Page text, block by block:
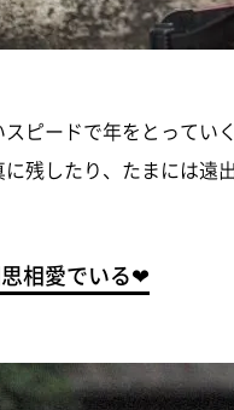
ピードで年をとっていく
残したり、たまには遠
相愛でいる❤